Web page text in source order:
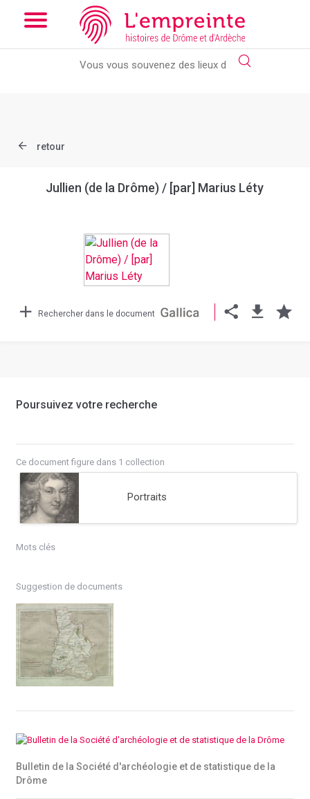
Array ( [slug] => document [ref] => bpt6k9762576n )
new slick-theme.css if you want the default styling
retour
Jullien (de la Drôme) / [par] Marius Léty
Rechercher dans le document
Poursuivez votre recherche
Ce document figure dans 1 collection
Portraits
Mots clés
Suggestion de documents
Bulletin de la Société d'archéologie et de statistique de la
Drôme